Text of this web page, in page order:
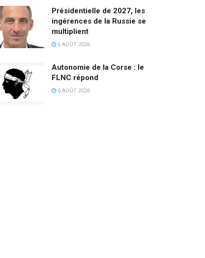
Présidentielle de 2027, les
ingérences de la Russie se
multiplient
6 AOÛT 2026
Autonomie de la Corse : le
FLNC répond
6 AOÛT 2026